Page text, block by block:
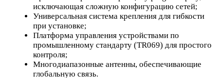
исключающая сложную конфигурацию сетей;
Универсальная система крепления для гибкости
при установке;
Платформа управления устройствами по
промышленному стандарту (TR069) для простого
контроля;
Многодиапазонные антенны, обеспечивающие
глобальную связь.